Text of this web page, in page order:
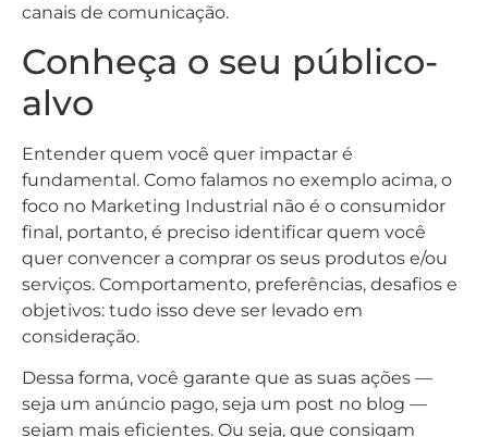
canais de comunicação.
Conheça o seu público-
alvo
Entender quem você quer impactar é
fundamental. Como falamos no exemplo acima, o
foco no Marketing Industrial não é o consumidor
final, portanto, é preciso identificar quem você
quer convencer a comprar os seus produtos e/ou
serviços. Comportamento, preferências, desafios e
objetivos: tudo isso deve ser levado em
consideração.
Dessa forma, você garante que as suas ações —
seja um anúncio pago, seja um post no blog —
sejam mais eficientes. Ou seja, que consigam